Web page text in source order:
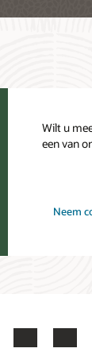
Wilt u
een van
Neem
Facebook
X